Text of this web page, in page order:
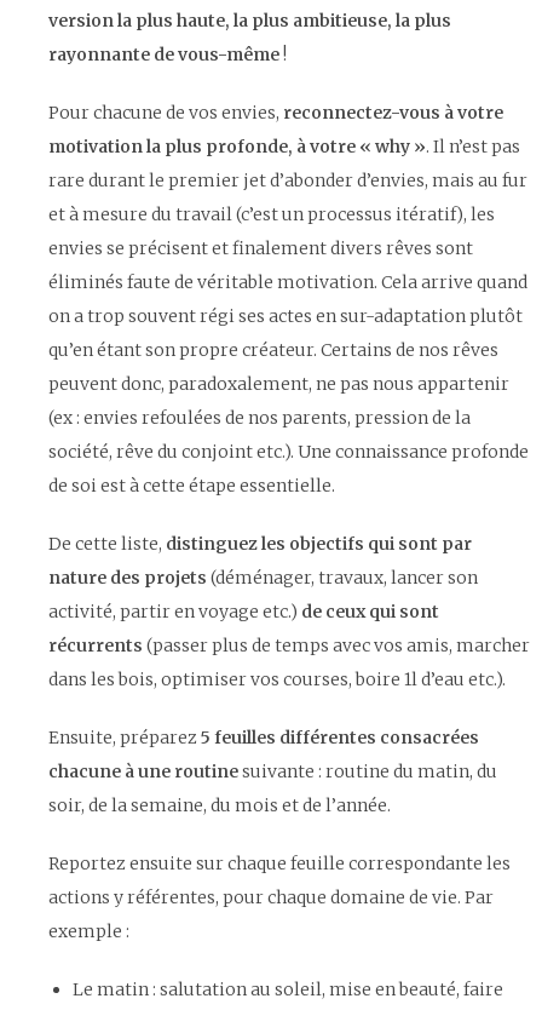
version la plus haute, la plus ambitieuse, la plus
rayonnante de vous-même!
Pour chacune de vos envies, reconnectez-vous à votre
motivation la plus profonde, à votre « why ». Il n’est pas
rare durant le premier jet d’abonder d’envies, mais au fur
et à mesure du travail (c’est un processus itératif), les
envies se précisent et finalement divers rêves sont
éliminés faute de véritable motivation. Cela arrive quand
on a trop souvent régi ses actes en sur-adaptation plutôt
qu’en étant son propre créateur. Certains de nos rêves
peuvent donc, paradoxalement, ne pas nous appartenir
(ex : envies refoulées de nos parents, pression de la
société, rêve du conjoint etc.). Une connaissance profonde
de soi est à cette étape essentielle.
De cette liste, distinguez les objectifs qui sont par
nature des projets (déménager, travaux, lancer son
activité, partir en voyage etc.) de ceux qui sont
récurrents (passer plus de temps avec vos amis, marcher
dans les bois, optimiser vos courses, boire 1l d’eau etc.).
Ensuite, préparez 5 feuilles différentes consacrées
chacune à une routinesuivante : routine du matin, du
soir, de la semaine, du mois et de l’année.
Reportez ensuite sur chaque feuille correspondante les
actions y référentes, pour chaque domaine de vie. Par
exemple :
Le matin : salutation au soleil, mise en beauté, faire